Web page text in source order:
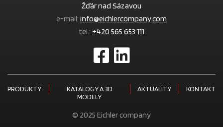
© 2025 Eichler company
Žďár nad Sázavou
e-mail: info@eichlercompany.com
tel.: +420 565 653 111
PRODUKTY
KATALOGY A 3D
MODELY
AKTUALITY KONTAKT